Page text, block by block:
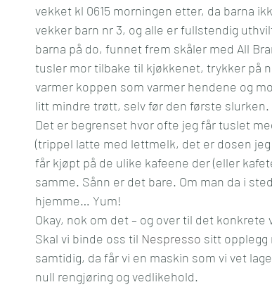
Romantikk Samfunn
vekket kl 0615 morningen etter, da barna
vekker barn nr 3, og alle er fullstendig
barna på do, funnet frem skåler med All
tusler mor tilbake til kjøkkenet, trykker på
varmer koppen som varmer hendene og
litt mindre trøtt, selv før den første
Det er begrenset hvor ofte jeg får tuslet
(trippel latte med lettmelk, det er dosen
får kjøpt på de ulike kafeene der (eller
samme. Sånn er det bare. Om man da i
hjemme… Yum!
Okay, nok om det – og over til det konkrete
Skal vi binde oss til Nespresso sitt opplegg
samtidig, da får vi en maskin som vi vet
null rengjøring og vedlikehold.